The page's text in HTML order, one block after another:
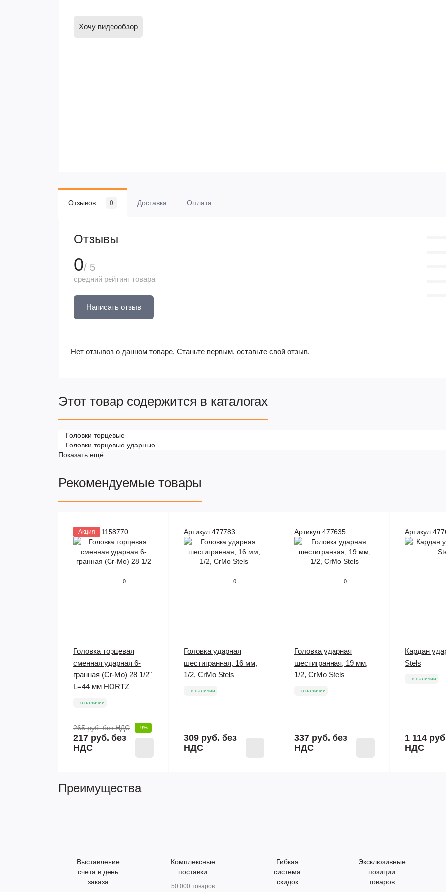
Хочу видеообзор
Отзывов 0 Доставка Оплата
Отзывы
0/ 5
средний рейтинг товара
Написать отзыв
Нет отзывов о данном товаре. Станьте первым, оставьте свой отзыв.
Этот товар содержится в каталогах
Головки торцевые
Головки торцевые ударные
Показать ещё
Рекомендуемые товары
Артикул 1158770
Акция
0
Головка торцевая
сменная ударная 6-
гранная (Cr-Mo) 28 1/2"
L=44 мм HORTZ
в наличии
265 руб.без НДС -9%
217 руб. без
НДС
Артикул 477783
0
Головка ударная
шестигранная, 16 мм,
1/2, CrMo Stels
в наличии
309 руб. без
НДС
Артикул 477635
0
Головка ударная
шестигранная, 19 мм,
1/2, CrMo Stels
в наличии
337 руб. без
НДС
Артикул
Кардан
Stels
в наличии
1 114
НДС
Преимущества
Выставление
счета в день
заказа
Комплексные
поставки
50 000 товаров
Гибкая
система
скидок
Эксклюзивные
позиции
товаров